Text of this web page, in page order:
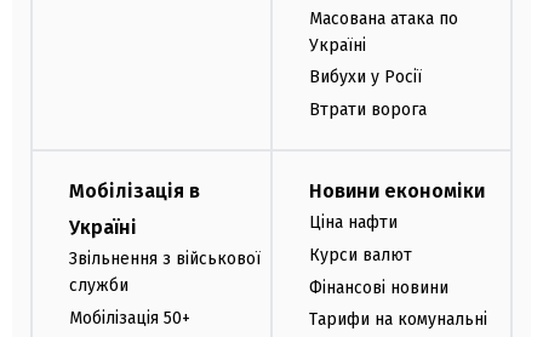
Масована атака по
Україні
Вибухи у Росії
Втрати ворога
Мобілізація в
Україні
Звільнення з військової
служби
Мобілізація 50+
Новини економіки
Ціна нафти
Курси валют
Фінансові новини
Тарифи на комунальні